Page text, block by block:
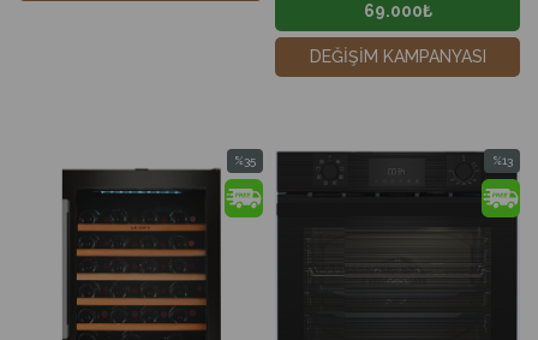
69.000₺
DEĞİŞİM KAMPANYASI
%35
İndirim
%35İndirim
%13
İndirim